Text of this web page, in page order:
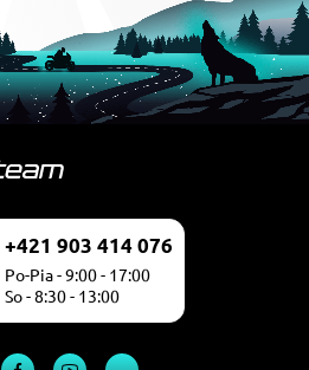
+421 903 414 076
Po-Pia - 9:00 - 17:00
So - 8:30 - 13:00